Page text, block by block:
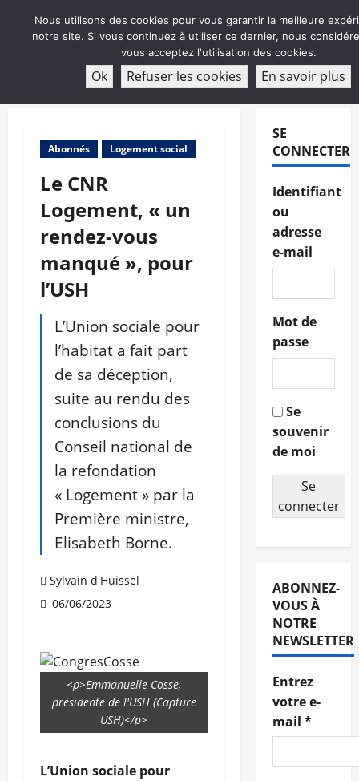
ABONNEMENT
Abonnés Logement social
Le CNR
Logement, « un
rendez-vous
manqué », pour
l’USH
L’Union sociale pour
l’habitat a fait part
de sa déception,
suite au rendu des
conclusions du
Conseil national de
la refondation
« Logement » par la
Première ministre,
Elisabeth Borne.
Sylvain d'Huissel
06/06/2023
<p>Emmanuelle Cosse,
présidente de l'USH (Capture
USH)</p>
L’Union sociale pour
SE
CONNECTER
Identifiant
ou
adresse
e-mail
Mot de
passe
Se
souvenir
de moi
Se
connecter
ABONNEZ-
VOUS À
NOTRE
NEWSLETTER
Entrez
votre e-
mail *
Nous utilisons des cookies pour vous garantir la meilleure
notre site. Si vous continuez à utiliser ce dernier, nous
vous acceptez l'utilisation des cookies.
Ok Refuser les cookies En savoir plus